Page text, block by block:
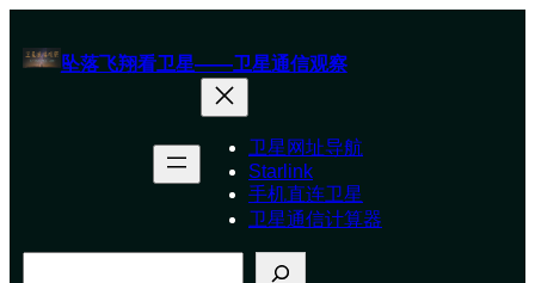
内
坠落飞翔看卫星——卫星通信观察
卫星网址导航
Starlink
手机直连卫星
卫星通信计算器